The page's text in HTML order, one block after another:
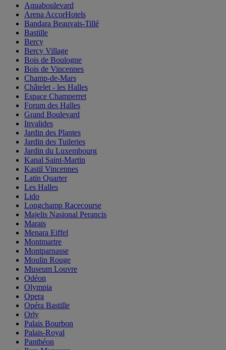
Aquaboulevard
Arena AccorHotels
Bandara Beauvais-Tillé
Bastille
Bercy
Bercy Village
Bois de Boulogne
Bois de Vincennes
Champ-de-Mars
Châtelet - les Halles
Espace Champerret
Forum des Halles
Grand Boulevard
Invalides
Jardin des Plantes
Jardin des Tuileries
Jardin du Luxembourg
Kanal Saint-Martin
Kastil Vincennes
Latin Quarter
Les Halles
Lido
Longchamp Racecourse
Majelis Nasional Perancis
Marais
Menara Eiffel
Montmartre
Montparnasse
Moulin Rouge
Museum Louvre
Odéon
Olympia
Opera
Opéra Bastille
Orly
Palais Bourbon
Palais-Royal
Panthéon